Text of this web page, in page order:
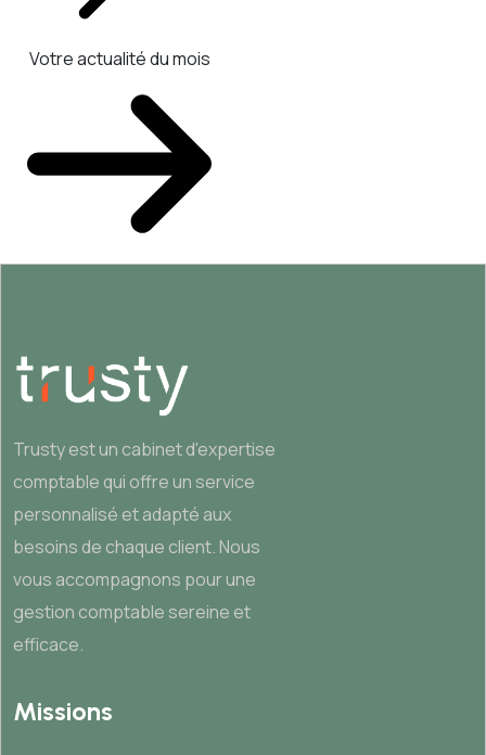
Votre actualité du mois
Trusty est un cabinet d'expertise
comptable qui offre un service
personnalisé et adapté aux
besoins de chaque client. Nous
vous accompagnons pour une
gestion comptable sereine et
efficace.
Missions